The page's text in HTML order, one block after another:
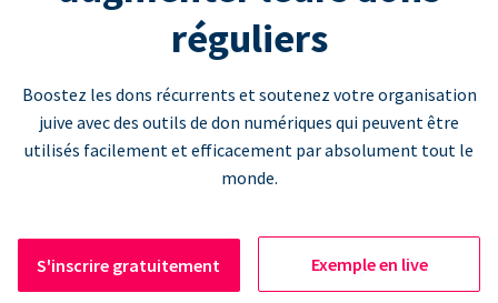
réguliers
Boostez les dons récurrents et soutenez votre organisation
juive avec des outils de don numériques qui peuvent être
utilisés facilement et efficacement par absolument tout le
monde.
S'inscrire gratuitement Exemple en live